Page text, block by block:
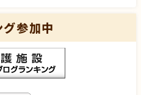
参加中